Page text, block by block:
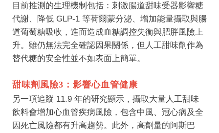
目前推測的生理機制包括：刺激腸道甜味受器影響糖
代謝、降低 GLP-1 等荷爾蒙分泌、增加能量攝取與腸
道葡萄糖吸收，進而造成血糖調控失衡與肥胖風險上
升。雖仍無法完全確認因果關係，但人工甜味劑作為
替代糖的安全性並不如表面上簡單。
甜味劑風險3：影響心血管健康
另一項追蹤 11.9 年的研究顯示 ，攝取大量人工甜味
飲料會增加心血管疾病風險，包含中風、冠心病及全
因死亡風險都有升高趨勢。此外，高劑量的阿斯巴